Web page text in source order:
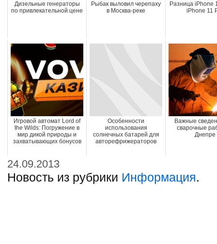
Дизельные генераторы
по привлекательной цене
Рыбак выловил черепаху
в Москва-реке
Разница iPhone
iPhone 11
Игровой автомат Lord of
the Wilds: Погружение в
мир дикой природы и
захватывающих бонусов
Особенности
использования
солнечных батарей для
авторефрижераторов
Важные
сварочные
Днепре
24.09.2013
Новость из рубрики Информация.